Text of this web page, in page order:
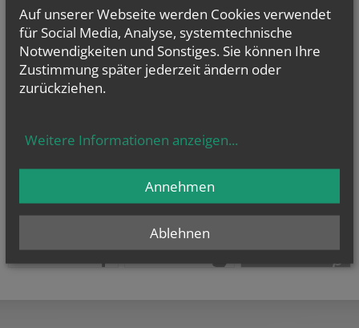
Offenlegung zur grundlegenden Richtung:
Diese Seite ist der Webauftritt von Pfarre Stixneusiedl im Rahmen des
Webportals der Erzdiözese Wien.
Datenschutzerklärung
Barrierefreiheitserklärung
Auf unserer Webseite werden Cookies verwendet
für Social Media, Analyse, systemtechnische
Notwendigkeiten und Sonstiges. Sie können Ihre
Zustimmung später jederzeit ändern oder
zurückziehen.
Weitere Informationen anzeigen...
Ablehnen
Annehmen